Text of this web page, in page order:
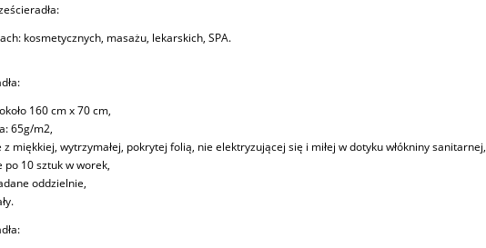
kosmetycznych, masażu, lekarskich, SPA.
160 cm x 70 cm,
65g/m2,
z miękkiej, wytrzymałej, pokrytej folią, nie elektryzującej się i miłej w dotyku włókniny sanitarnej,
po 10 sztuk w worek,
oddzielnie,